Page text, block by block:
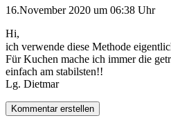
16.November 2020 um 06:38 Uhr
Hi,
ich verwende diese Methode
Für Kuchen mache ich immer die
einfach am stabilsten!!
Lg. Dietmar
Kommentar erstellen